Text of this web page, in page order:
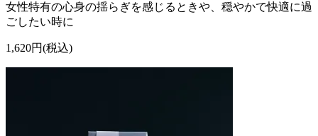
女性特有の心身の揺らぎを感じるときや、穏やかで快適に過
ごしたい時に
1,620円(税込)